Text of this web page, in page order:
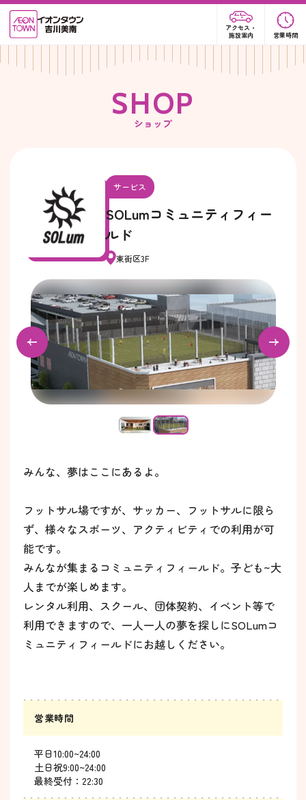
アクセス・
施設案内
営業時間
SHOP
ショップ
サービス
SOLumコミュニティフィー
ルド
東街区3F
みんな、夢はここにあるよ。
フットサル場ですが、サッカー、フットサルに限ら
ず、様々なスポーツ、アクティビティでの利用が可
能です。
みんなが集まるコミュニティフィールド。子ども~大
人までが楽しめます。
レンタル利用、スクール、団体契約、イベント等で
利用できますので、一人一人の夢を探しにSOLumコ
ミュニティフィールドにお越しください。
営業時間
平日10:00~24:00
土日祝9:00~24:00
最終受付：22:30